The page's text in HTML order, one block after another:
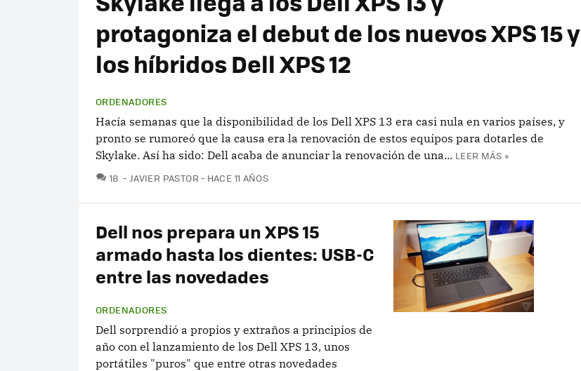
protagoniza el debut de los nuevos XPS 15 y
los híbridos Dell XPS 12
ORDENADORES
Hacía semanas que la disponibilidad de los Dell XPS 13 era casi nula en varios países, y
pronto se rumoreó que la causa era la renovación de estos equipos para dotarles de
Skylake. Así ha sido: Dell acaba de anunciar la renovación de una... LEER MÁS »
18 COMENTARIOS
JAVIER PASTOR HACE 11 AÑOS
Dell nos prepara un XPS 15
armado hasta los dientes: USB-C
entre las novedades
ORDENADORES
Dell sorprendió a propios y extraños a principios de
año con el lanzamiento de los Dell XPS 13, unos
portátiles "puros" que entre otras novedades